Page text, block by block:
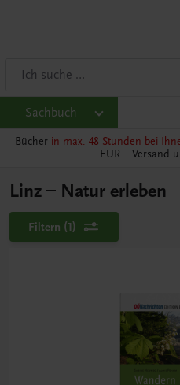
Sachbuch
Bücher in max. 48 Stunden bei
EUR – Versand
Linz – Natur erleben
Filtern (1)